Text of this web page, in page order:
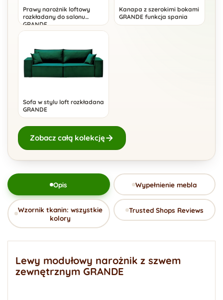
Prawy narożnik loftowy
rozkładany do salonu
GRANDE
Kanapa z szerokimi bokami
GRANDE funkcja spania
Sofa w stylu loft rozkładana
GRANDE
Zobacz całą kolekcję
Opis Wypełnienie mebla
Wzornik tkanin: wszystkie
kolory
Trusted Shops Reviews
Lewy modułowy narożnik z szwem
zewnętrznym GRANDE